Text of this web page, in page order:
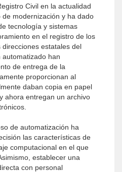
Civil en la actualidad
modernización y ha dado
tecnología y sistemas
en el registro de los
estatales del
automatizado han
de entrega de la
proporcionan al
daban copia en papel
ahora entregan un archivo
de automatización ha
las características de
computacional en el que
establecer una
con personal